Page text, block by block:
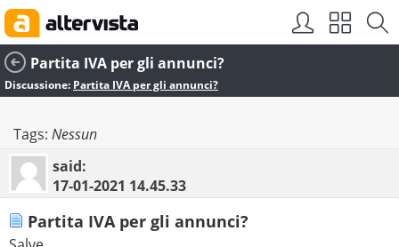
Partita IVA per gli annunci?
Discussione: Partita IVA per gli annunci?
Tags: Nessun
said:
17-01-2021 14.45.33
Partita IVA per gli annunci?